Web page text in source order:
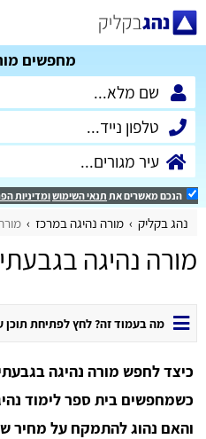
מחפשים
הנכם מאשרים את תנאי השימושומדיניות
נהג בקליק מורה נהיגה במרכז
מורה נהיגה
מה בעמוד זה? לחץ לפתיחת תוכן
כיצד לחפש מורה נהיגה
כשמחפשים בית ספר לימוד
והאם נהוג להתמקח על מחיר